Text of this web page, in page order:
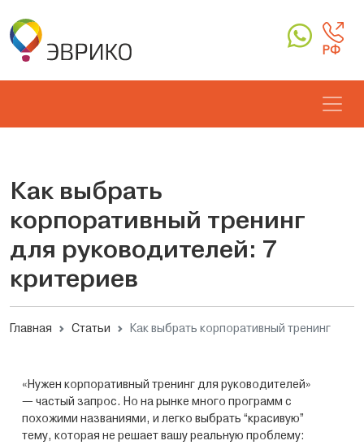
РФ
Как выбрать
корпоративный тренинг
для руководителей: 7
критериев
Главная Статьи Как выбрать корпоративный тренинг
«Нужен корпоративный тренинг для руководителей»
— частый запрос. Но на рынке много программ с
похожими названиями, и легко выбрать “красивую”
тему, которая не решает вашу реальную проблему: